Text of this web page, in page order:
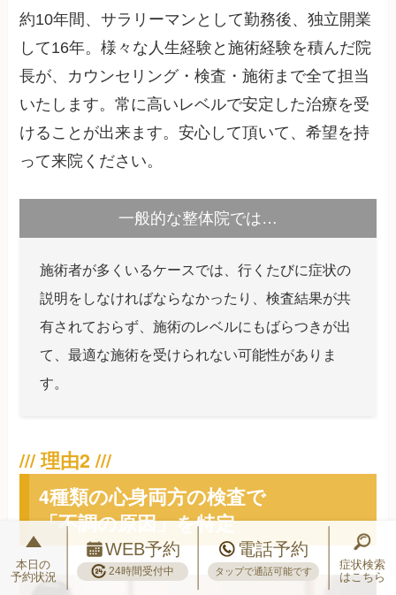
約10年間、サラリーマンとして勤務後、独立開業
して16年。様々な人生経験と施術経験を積んだ院
長が、カウンセリング・検査・施術まで全て担当
いたします。常に高いレベルで安定した治療を受
けることが出来ます。安心して頂いて、希望を持
って来院ください。
一般的な整体院では…
施術者が多くいるケースでは、行くたびに症状の
説明をしなければならなかったり、検査結果が共
有されておらず、施術のレベルにもばらつきが出
て、最適な施術を受けられない可能性がありま
す。
4種類の心身両方の検査で
「不調の原因」を特定
本日の
予約状況
WEB予約
24時間受付中
電話予約
タップで通話可能です
症状検索
はこちら